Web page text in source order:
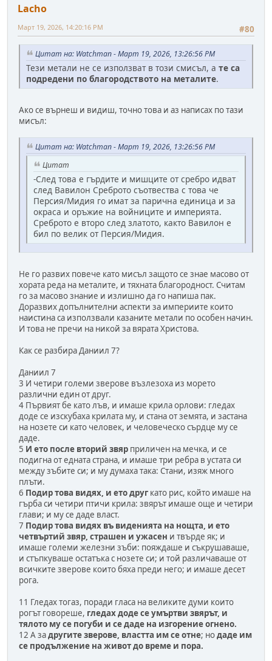
Lacho
#80
Март 19, 2026, 14:20:16 PM
Цитат на: Watchman - Март 19, 2026, 13:26:56 PM
Тези метали не се използват в този смисъл, а те са
подредени по благородството на металите.
Ако се върнеш и видиш, точно това и аз написах по тази
мисъл:
Цитат на: Watchman - Март 19, 2026, 13:26:56 PM
Цитат
-След това е гърдите и мишците от сребро идват
след Вавилон Среброто съотвества с това че
Персия/Мидия го имат за парична единица и за
окраса и оръжие на войниците и империята.
Среброто е второ след златото, както Вавилон е
бил по велик от Персия/Мидия.
Не го развих повече като мисъл защото се знае масово от
хората реда на металите, и тяхната благородност. Считам
го за масово знание и излишно да го напиша пак.
Доразвих допълнителни аспекти за империите които
наистина са използвали казаните метали по особен начин.
И това не пречи на никой за вярата Христова.
Как се разбира Даниил 7?
Даниил 7
3 И четири големи зверове възлезоха из морето
различни един от друг.
4 Първият бе като лъв, и имаше крила орлови: гледах
доде се изскубаха крилата му, и стана от земята, и застана
на нозете си като человек, и человеческо сърдце му се
даде.
5 И ето после вторий звяр приличен на мечка, и се
подигна от едната страна, и имаше три ребра в устата си
между зъбите си; и му думаха така: Стани, изяж много
плъти.
6 Подир това видях, и ето друг като рис, който имаше на
гърба си четири птичи крила: звярът имаше още и четири
глави; и му се даде власт.
7 Подир това видях въ виденията на нощта, и ето
четвъртий звяр, страшен и ужасен и твърде як; и
имаше големи железни зъби: пояждаше и съкрушаваше,
и стъпкуваше остатъка с нозете си; и той различаваше от
всичките зверове които бяха преди него; и имаше десет
рога.
11 Гледах тогаз, поради гласа на великите думи които
рогът говореше, гледах доде се умъртви звярът, и
тялото му се погуби и се даде на изгорение огнено.
12 А задругите зверове, властта им се отне; нодаде им
се продължение на живот до време и пора.